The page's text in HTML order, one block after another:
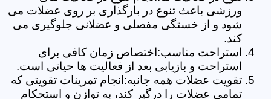
ورزشی باعث تنوع در بارگذاری بر روی عضلات می
شود و از خستگی مفصلی و عضلانی جلوگیری می
کند.
استراحت مناسب:اختصاص زمان کافی برای
استراحت و بازیابی بعد از فعالیت ها حیاتی است.
تقویت عضلات همه جانبه:انجام تمرینات تقویتی که
تمامی عضلات را درگیر کند، به توازن و استحکام